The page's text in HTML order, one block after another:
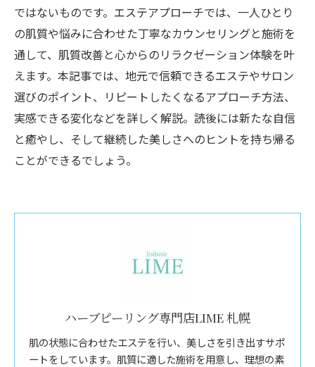
ではないものです。エステアプローチでは、一人ひとり
の肌質や悩みに合わせた丁寧なカウンセリングと施術を
通して、肌質改善と心からのリラクゼーション体験を叶
えます。本記事では、地元で信頼できるエステやサロン
選びのポイント、リピートしたくなるアプローチ方法、
実感できる変化などを詳しく解説。読後には新たな自信
と癒やし、そして継続した美しさへのヒントを持ち帰る
ことができるでしょう。
ハーブピーリング専門店LIME 札幌
肌の状態に合わせたエステを行い、美しさを引き出すサポ
ートをしています。肌質に適した施術を用意し、理想の素